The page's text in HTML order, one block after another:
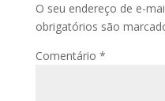
O seu endereço de e-
obrigatórios são
Comentário *